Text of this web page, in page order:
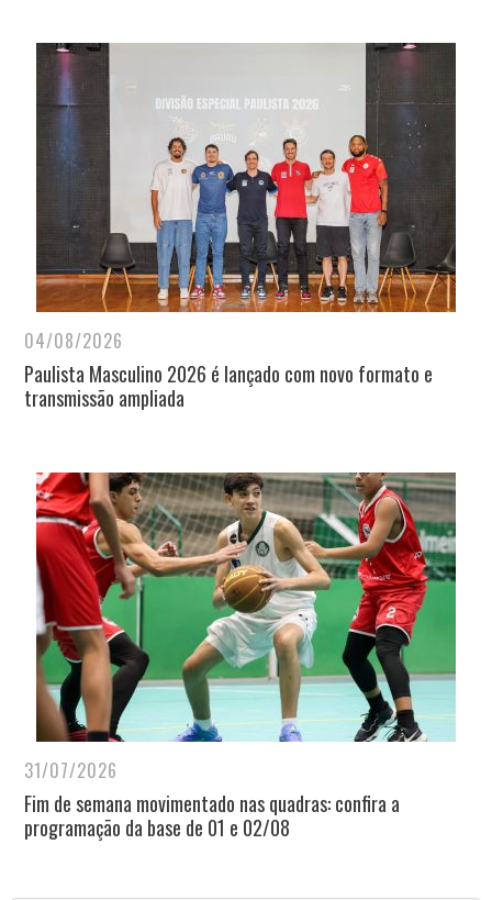
04/08/2026
Paulista Masculino 2026 é lançado com novo formato e
transmissão ampliada
31/07/2026
Fim de semana movimentado nas quadras: confira a
programação da base de 01 e 02/08